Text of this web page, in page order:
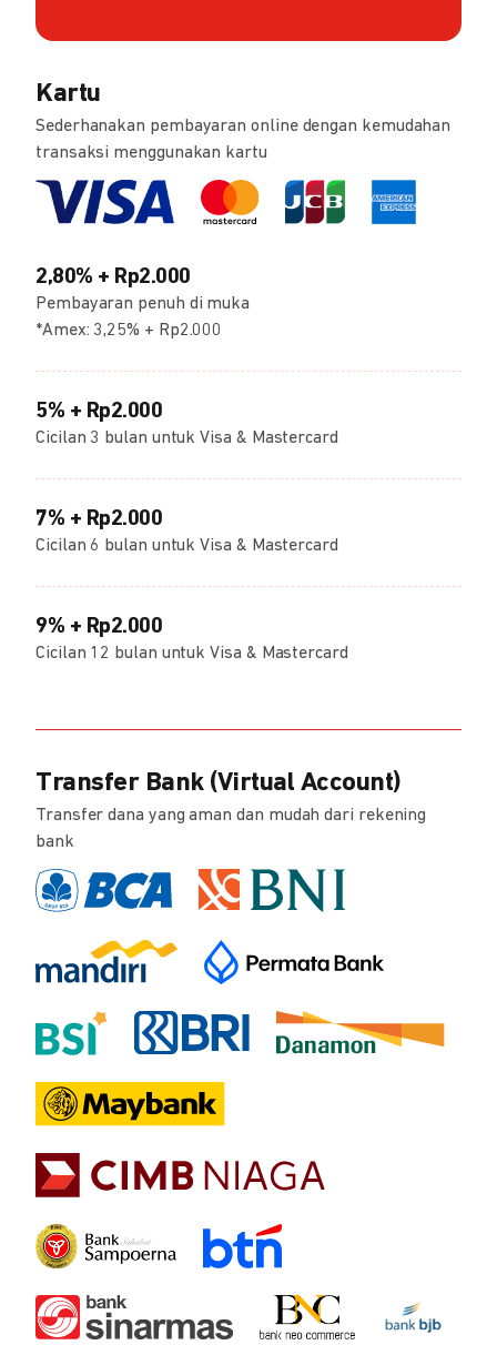
Kartu
Sederhanakan pembayaran online dengan kemudahan
transaksi menggunakan kartu
2,80% + Rp2.000
Pembayaran penuh di muka
*Amex: 3,25% + Rp2.000
5% + Rp2.000
Cicilan 3 bulan untuk Visa & Mastercard
7% + Rp2.000
Cicilan 6 bulan untuk Visa & Mastercard
9% + Rp2.000
Cicilan 12 bulan untuk Visa & Mastercard
Transfer Bank (Virtual Account)
Transfer dana yang aman dan mudah dari rekening
bank